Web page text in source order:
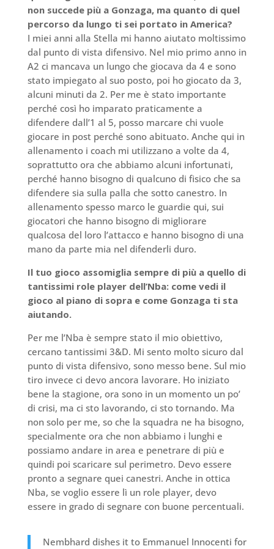
non succede più a Gonzaga, ma quanto di quel
percorso da lungo ti sei portato in America?
I miei anni alla Stella mi hanno aiutato moltissimo
dal punto di vista difensivo. Nel mio primo anno in
A2 ci mancava un lungo che giocava da 4 e sono
stato impiegato al suo posto, poi ho giocato da 3,
alcuni minuti da 2. Per me è stato importante
perché così ho imparato praticamente a
difendere dall’1 al 5, posso marcare chi vuole
giocare in post perché sono abituato. Anche qui in
allenamento i coach mi utilizzano a volte da 4,
soprattutto ora che abbiamo alcuni infortunati,
perché hanno bisogno di qualcuno di fisico che sa
difendere sia sulla palla che sotto canestro. In
allenamento spesso marco le guardie qui, sui
giocatori che hanno bisogno di migliorare
qualcosa del loro l’attacco e hanno bisogno di una
mano da parte mia nel difenderli duro.
Il tuo gioco assomiglia sempre di più a quello di
tantissimi role player dell’Nba: come vedi il
gioco al piano di sopra e come Gonzaga ti sta
aiutando.
Per me l’Nba è sempre stato il mio obiettivo,
cercano tantissimi 3&D. Mi sento molto sicuro dal
punto di vista difensivo, sono messo bene. Sul mio
tiro invece ci devo ancora lavorare. Ho iniziato
bene la stagione, ora sono in un momento un po’
di crisi, ma ci sto lavorando, ci sto tornando. Ma
non solo per me, so che la squadra ne ha bisogno,
specialmente ora che non abbiamo i lunghi e
possiamo andare in area e penetrare di più e
quindi poi scaricare sul perimetro. Devo essere
pronto a segnare quei canestri. Anche in ottica
Nba, se voglio essere lì un role player, devo
essere in grado di segnare con buone percentuali.
Nembhard dishes it to Emmanuel Innocenti for